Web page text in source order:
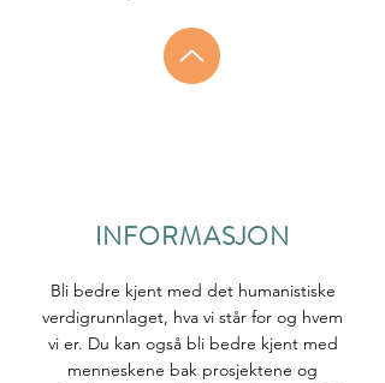
INFORMASJON
Bli bedre kjent med det humanistiske
verdigrunnlaget, hva vi står for og hvem
vi er. Du kan også bli bedre kjent med
menneskene bak prosjektene og